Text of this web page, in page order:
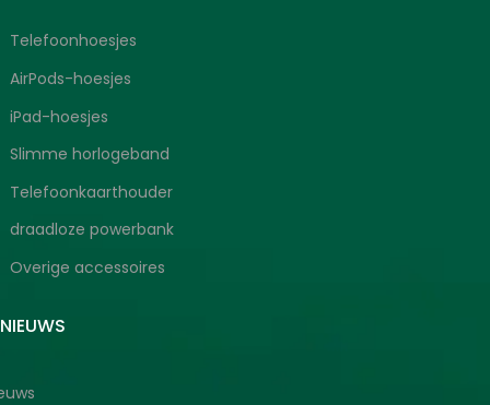
Telefoonhoesjes
AirPods-hoesjes
iPad-hoesjes
Slimme horlogeband
Telefoonkaarthouder
draadloze powerbank
Overige accessoires